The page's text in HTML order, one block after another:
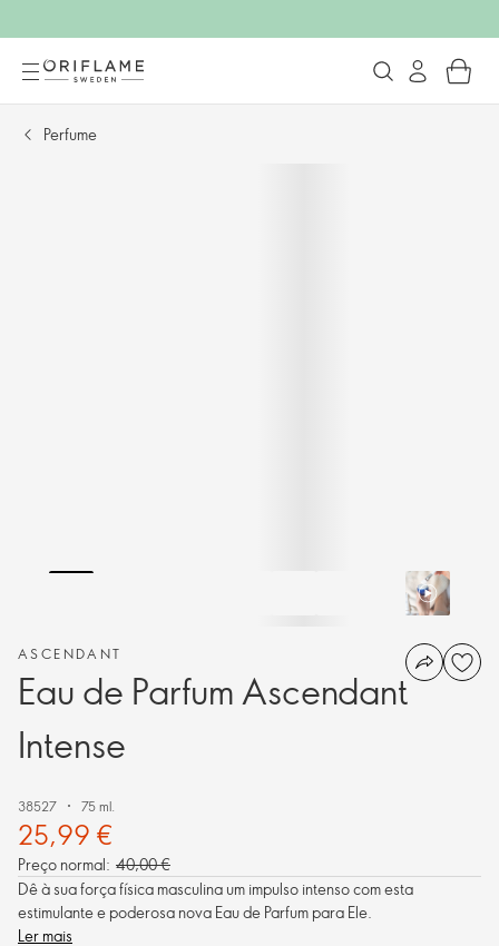
Perfume
ASCENDANT
Eau de Parfum Ascendant
Intense
38527 75 ml.
25,99 €
Preço normal: 40,00 €
Dê à sua força física masculina um impulso intenso com esta
estimulante e poderosa nova Eau de Parfum para Ele.
Ler mais